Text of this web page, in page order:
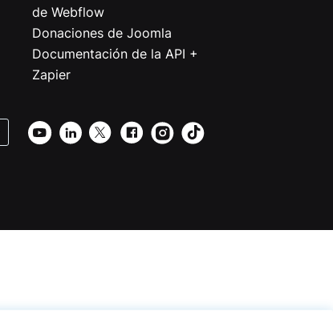
de Webflow
Donaciones de Joomla
Documentación de la API +
Zapier